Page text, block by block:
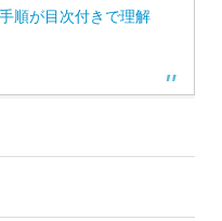
順が目次付きで理解